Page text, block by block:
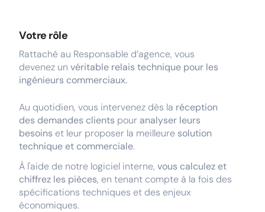
Votre rôle
Rattaché au Responsable d’agence, vous
devenez un véritable relais technique pour les
ingénieurs commerciaux.
Au quotidien, vous intervenez dès la réception
des demandes clients pour analyser leurs
besoins et leur proposer la meilleure solution
technique et commerciale.
À l'aide de notre logiciel interne, vous calculez et
chiffrez les pièces, en tenant compte à la fois des
spécifications techniques et des enjeux
économiques.